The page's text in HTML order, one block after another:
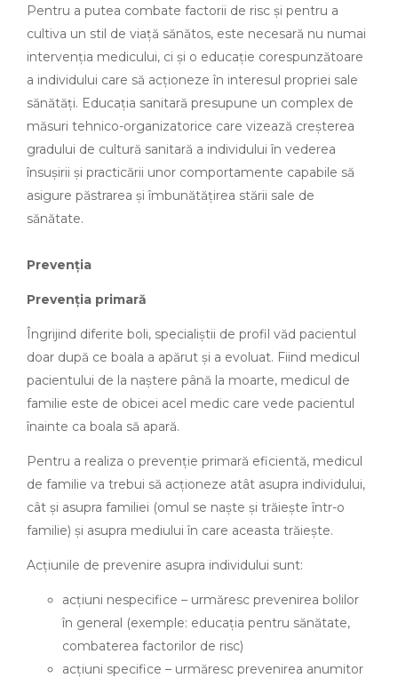
Pentru a putea combate factorii de risc și pentru a
cultiva un stil de viață sănătos, este necesară nu numai
intervenția medicului, ci și o educație corespunzătoare
a individului care să acționeze în interesul propriei sale
sănătăți. Educația sanitară presupune un complex de
măsuri tehnico-organizatorice care vizează creșterea
gradului de cultură sanitară a individului în vederea
însușirii și practicării unor comportamente capabile să
asigure păstrarea și îmbunătățirea stării sale de
sănătate.
Prevenția
Prevenția primară
Îngrijind diferite boli, specialiștii de profil văd pacientul
doar după ce boala a apărut și a evoluat. Fiind medicul
pacientului de la naștere până la moarte, medicul de
familie este de obicei acel medic care vede pacientul
înainte ca boala să apară.
Pentru a realiza o prevenție primară eficientă, medicul
de familie va trebui să acționeze atât asupra individului,
cât și asupra familiei (omul se naște și trăiește într-o
familie) și asupra mediului în care aceasta trăiește.
Acțiunile de prevenire asupra individului sunt:
acțiuni nespecifice – urmăresc prevenirea bolilor
în general (exemple: educația pentru sănătate,
combaterea factorilor de risc)
acțiuni specifice – urmăresc prevenirea anumitor